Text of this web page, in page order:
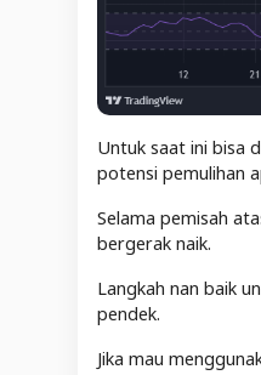
Untuk saat ini bisa
potensi pemulihan
Selama pemisah
bergerak naik.
Langkah nan baik
pendek.
Jika mau